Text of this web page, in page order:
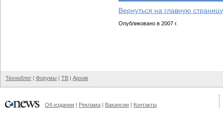
Вернуться на главную
Опубликовано в 2007 г.
Техноблог | Форумы | ТВ | Архив
Об издании | Реклама | Вакансии | Контакты